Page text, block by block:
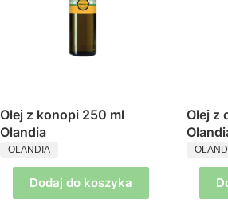
Olej z konopi 250 ml
Olandia
PRODUCENT
OLANDIA
Dodaj do koszyka
Olej z